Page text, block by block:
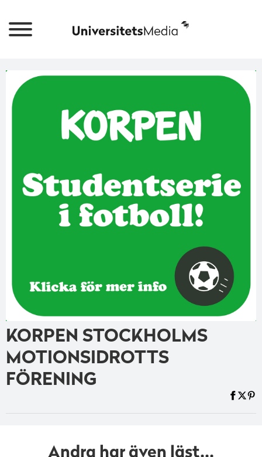
KORPEN STOCKHOLMS
MOTIONSIDROTTS
FÖRENING
Andra har även läst...